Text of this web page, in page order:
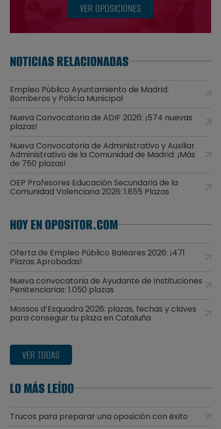
VER OPOSICIONES
NOTICIAS RELACIONADAS
Empleo Público Ayuntamiento de Madrid:
Bomberos y Policía Municipal
Nueva Convocatoria de ADIF 2026: ¡574 nuevas
plazas!
Nueva Convocatoria de Administrativo y Auxiliar
Administrativo de la Comunidad de Madrid: ¡Más
de 750 plazas!
OEP Profesores Educación Secundaria de la
Comunidad Valenciana 2026: 1.855 Plazas
HOY EN OPOSITOR.COM
Oferta de Empleo Público Baleares 2026: ¡471
Plazas Aprobadas!
Nueva convocatoria de Ayudante de Instituciones
Penitenciarias: 1.050 plazas
Mossos d’Esquadra 2026: plazas, fechas y claves
para conseguir tu plaza en Cataluña
VER TODAS
LO MÁS LEÍDO
Trucos para preparar una oposición con éxito